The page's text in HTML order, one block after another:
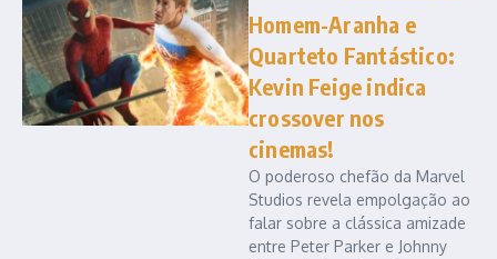
Homem-Aranha e
Quarteto Fantástico:
Kevin Feige indica
crossover nos
cinemas!
O poderoso chefão da Marvel
Studios revela empolgação ao
falar sobre a clássica amizade
entre Peter Parker e Johnny